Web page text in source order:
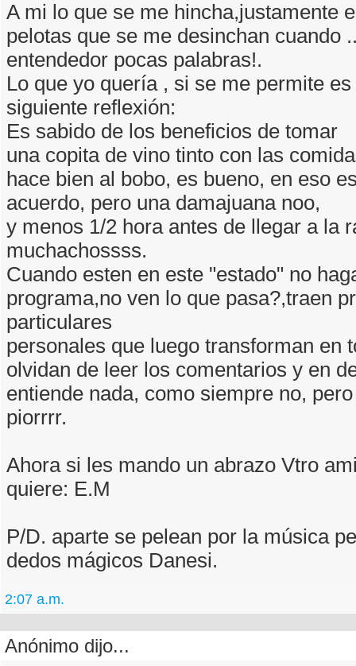
A mi lo que se me hincha,justamente
pelotas que se me desinchan cuando
entendedor pocas palabras!.
Lo que yo quería , si se me permite
siguiente reflexión:
Es sabido de los beneficios de tomar
una copita de vino tinto con las
hace bien al bobo, es bueno, en eso
acuerdo, pero una damajuana noo,
y menos 1/2 hora antes de llegar a la
muchachossss.
Cuando esten en este "estado" no
programa,no ven lo que pasa?,traen
particulares
personales que luego transforman en
olvidan de leer los comentarios y en
entiende nada, como siempre no,
piorrrr.
Ahora si les mando un abrazo Vtro
quiere: E.M
P/D. aparte se pelean por la música
dedos mágicos Danesi.
2:07 a.m.
Anónimo dijo...